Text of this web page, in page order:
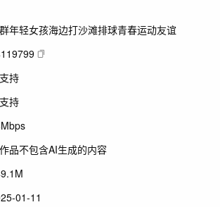
年轻女孩海边打沙滩排球青春运动友谊
持
持
品不包含AI生成的内容
01-11